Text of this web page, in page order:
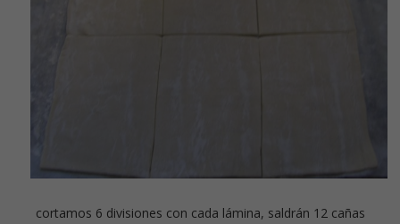
cortamos 6 divisiones con cada lámina, saldrán 12 cañas